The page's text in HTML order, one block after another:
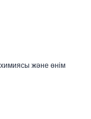
және өнім